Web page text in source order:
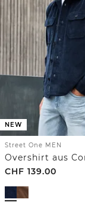
NEW
Street One MEN
CHF 139.00